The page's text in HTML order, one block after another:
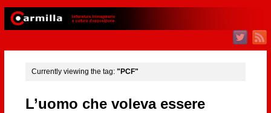
Currently viewing the tag: "PCF"
L’uomo che voleva essere